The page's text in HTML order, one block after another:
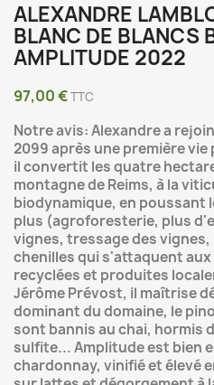
ALEXANDRE
BLANC DE BLANCS
AMPLITUDE 2022
97,00 €TTC
Notre avis: Alexandre a
2099 après une première vie
il convertit les quatre
montagne de Reims, à la
biodynamique, en poussant
plus (agroforesterie, plus
vignes, tressage des
chenilles qui s'attaquent
recyclées et produites
Jérôme Prévost, il maîtrise
dominant du domaine, le
sont bannis au chai, hormis
sulfite... Amplitude est bien
chardonnay, vinifié et élevé